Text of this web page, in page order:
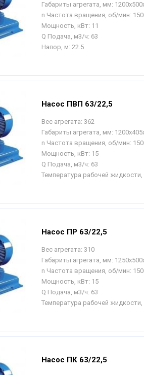
Габариты агрегата, мм:
n Частота вращения, об/мин:
Мощность, кВт: 11
Q Подача, м3/ч: 63
Напор, м: 22.5
Насос ПВП 63/22,5
Вес агрегата: 362
Габариты агрегата, мм:
n Частота вращения, об/мин:
Мощность, кВт: 15
Q Подача, м3/ч: 63
Температура рабочей жидкости,
Насос ПР 63/22,5
Вес агрегата: 310
Габариты агрегата, мм:
n Частота вращения, об/мин:
Мощность, кВт: 15
Q Подача, м3/ч: 63
Температура рабочей жидкости,
Насос ПК 63/22,5